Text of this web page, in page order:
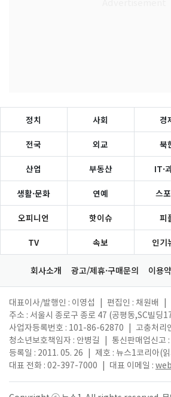
정치 사회 경
전국 외교 북
산업 부동산 IT·
생활·문화 연예 스
오피니언 핫이슈 피
TV 속보 인기
회사소개 광고/제휴·구매문의 이용
대표이사/발행인 : 이영섭 편집인 : 채원배
주소 : 서울시 종로구 종로 47 (공평동,SC빌딩
사업자등록번호 : 101-86-62870
고충처리
청소년보호책임자 : 안병길
통신판매업신고
등록일 : 2011. 05. 26
제호 : 뉴스1코리아(
대표 전화 : 02-397-7000
대표 이메일 :